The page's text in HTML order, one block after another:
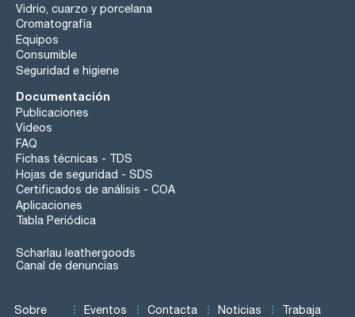
Vidrio, cuarzo y porcelana
Cromatografía
Equipos
Consumible
Seguridad e higiene
Documentación
Publicaciones
Videos
FAQ
Fichas técnicas - TDS
Hojas de seguridad - SDS
Certificados de análisis - COA
Aplicaciones
Tabla Periódica
Scharlau leathergoods
Canal de denuncias
Sobre
Eventos Contacta Noticias
Trabaja